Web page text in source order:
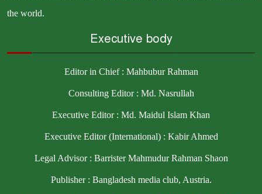
the world.
Executive body
Editor in Chief : Mahbubur Rahman
Consulting Editor : Md. Nasrullah
Executive Editor : Md. Maidul Islam Khan
Executive Editor (International) : Kabir Ahmed
Legal Advisor : Barrister Mahmudur Rahman Shaon
Publisher : Bangladesh media club, Austria.